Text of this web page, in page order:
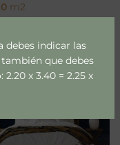
debes indicar las
que debes
x 3.40 = 2.25 x
m2